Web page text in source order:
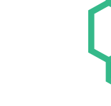
der Gemeinschaft
Einbindung der
Eigentums an
generieren.
großen Kult-
Web3-Bereich zu